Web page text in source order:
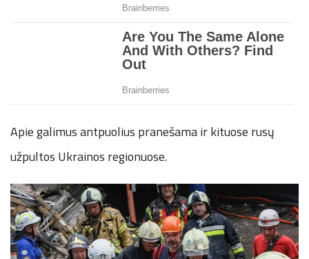
Apie galimus antpuolius pranešama ir kituose rusų
užpultos Ukrainos regionuose.